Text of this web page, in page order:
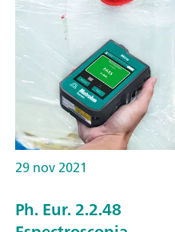
29 nov 2021
Ph. Eur. 2.2.48